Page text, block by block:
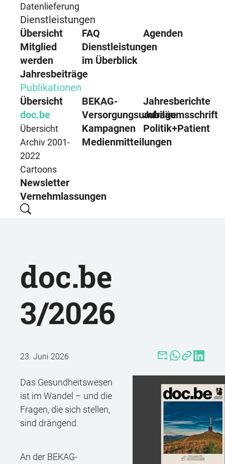
Datenlieferung
Dienstleistungen
Übersicht
Mitglied
werden
Jahresbeiträge
FAQ
Dienstleistungen
im Überblick
Agenden
Publikationen
Übersicht
doc.be
Übersicht
Archiv 2001-
2022
Cartoons
Newsletter
Vernehmlassungen
BEKAG-
Versorgungsumfrage
Kampagnen
Medienmitteilungen
Jahresberichte
Jubiläumsschrift
Politik+Patient
doc.be
3/2026
23. Juni 2026
Das Gesundheitswesen
ist im Wandel – und die
Fragen, die sich stellen,
sind drängend.
An der BEKAG-